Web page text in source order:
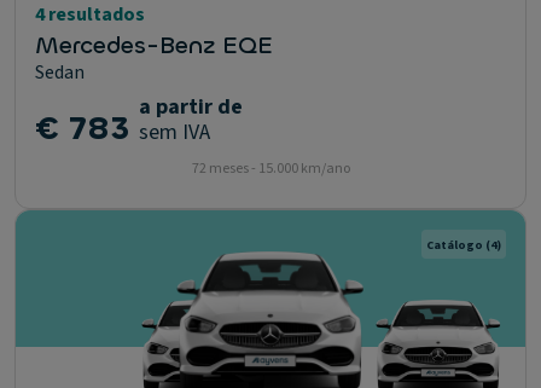
4 resultados
Mercedes-Benz EQE
Sedan
€ 783 a partir de
sem IVA
72 meses - 15.000 km/ano
Catálogo (4)